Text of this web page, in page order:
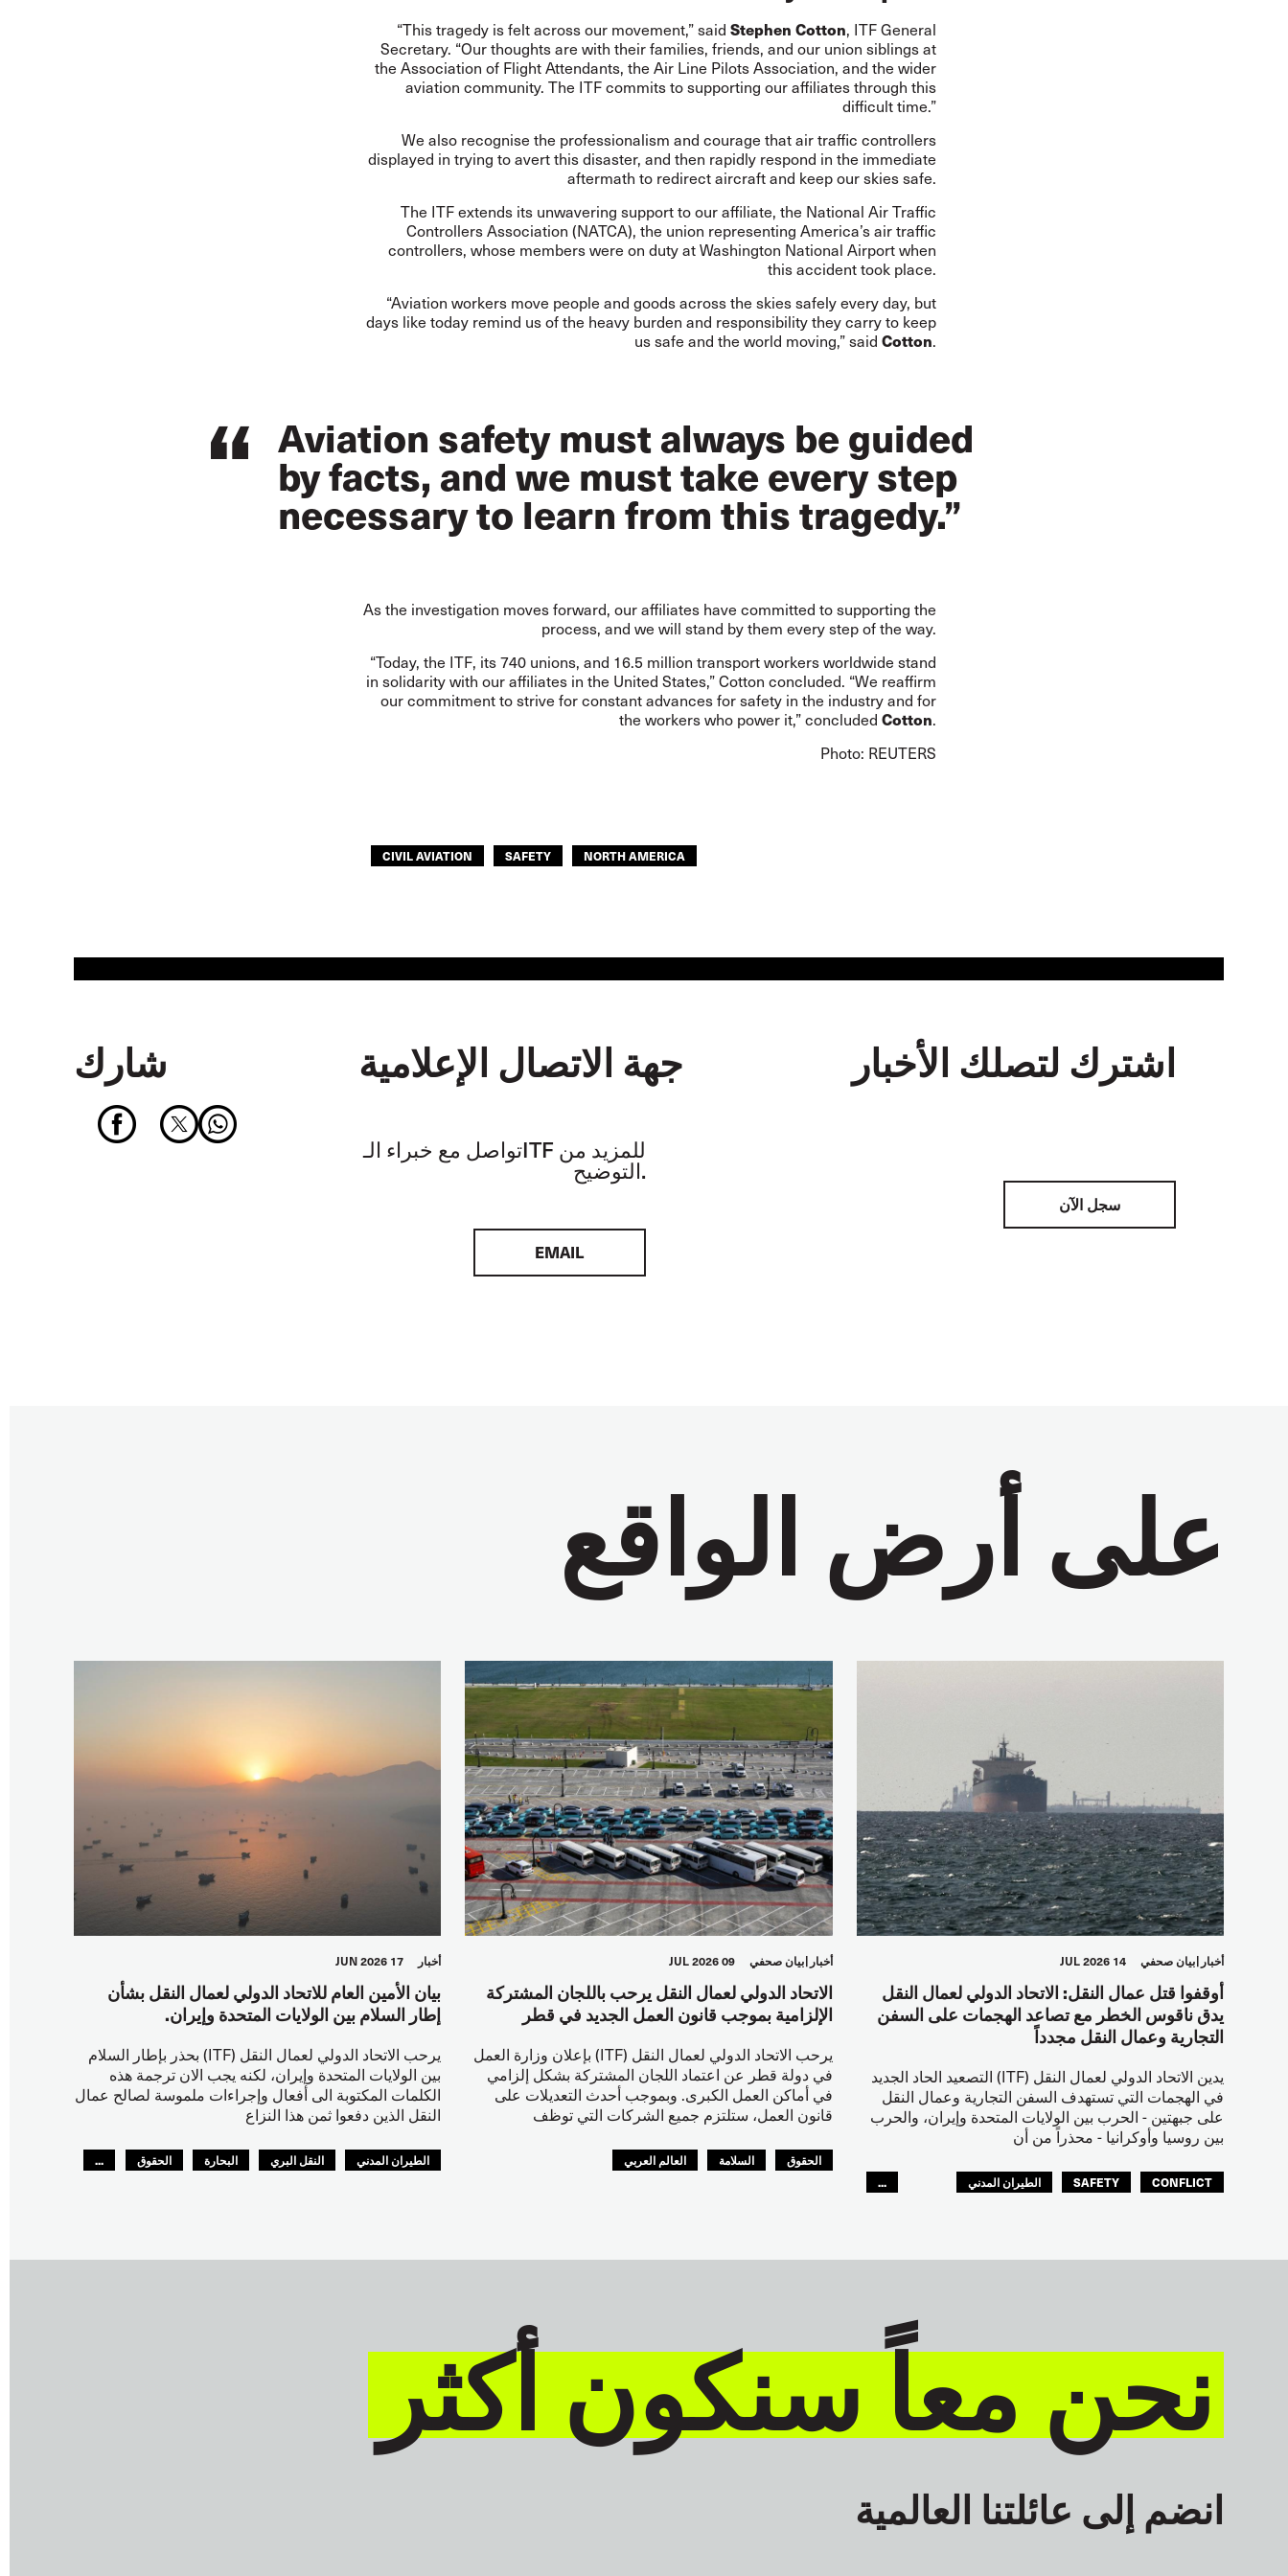
“This tragedy is felt across our movement,” said Stephen Cotton, ITF General
Secretary. “Our thoughts are with their families, friends, and our union siblings at
the Association of Flight Attendants, the Air Line Pilots Association, and the wider
aviation community. The ITF commits to supporting our affiliates through this
difficult time.”
We also recognise the professionalism and courage that air traffic controllers
displayed in trying to avert this disaster, and then rapidly respond in the immediate
aftermath to redirect aircraft and keep our skies safe.
The ITF extends its unwavering support to our affiliate, the National Air Traffic
Controllers Association (NATCA), the union representing America’s air traffic
controllers, whose members were on duty at Washington National Airport when
this accident took place.
“Aviation workers move people and goods across the skies safely every day, but
days like today remind us of the heavy burden and responsibility they carry to keep
us safe and the world moving,” said Cotton.
Aviation safety must always be guided
by facts, and we must take every step
necessary to learn from this tragedy.”
As the investigation moves forward, our affiliates have committed to supporting the
process, and we will stand by them every step of the way.
“Today, the ITF, its 740 unions, and 16.5 million transport workers worldwide stand
in solidarity with our affiliates in the United States,” Cotton concluded. “We reaffirm
our commitment to strive for constant advances for safety in the industry and for
the workers who power it,” concluded Cotton.
Photo: REUTERS
CIVIL AVIATION SAFETY NORTH AMERICA
شارك جهة الاتصال الإعلامية
تواصل مع خبراء الـITF للمزيد من
التوضيح.
EMAIL
اشترك لتصلك الأخبار
سجل الآن
على أرض الواقع
أخبار بيان صحفي 14 JUL 2026
أوقفوا قتل عمال النقل: الاتحاد الدولي لعمال النقل
يدق ناقوس الخطر مع تصاعد الهجمات على السفن
التجارية وعمال النقل مجدداً
يدين الاتحاد الدولي لعمال النقل (ITF) التصعيد الحاد الجديد
في الهجمات التي تستهدف السفن التجارية وعمال النقل
على جبهتين - الحرب بين الولايات المتحدة وإيران، والحرب
بين روسيا وأوكرانيا - محذراً من أن
CONFLICT
SAFETY
الطيران المدني
...
أخبار بيان صحفي 09 JUL 2026
الاتحاد الدولي لعمال النقل يرحب باللجان المشتركة
الإلزامية بموجب قانون العمل الجديد في قطر
يرحب الاتحاد الدولي لعمال النقل (ITF) بإعلان وزارة العمل
في دولة قطر عن اعتماد اللجان المشتركة بشكل إلزامي
في أماكن العمل الكبرى. وبموجب أحدث التعديلات على
قانون العمل، ستلتزم جميع الشركات التي توظف
الحقوق السلامة العالم العربي
أخبار 17 JUN 2026
بيان الأمين العام للاتحاد الدولي لعمال النقل بشأن
إطار السلام بين الولايات المتحدة وإيران.
يرحب الاتحاد الدولي لعمال النقل (ITF) بحذر بإطار السلام
بين الولايات المتحدة وإيران، لكنه يجب الان ترجمة هذه
الكلمات المكتوبة الى أفعال وإجراءات ملموسة لصالح عمال
النقل الذين دفعوا ثمن هذا النزاع
الطيران المدني النقل البري البحارة
الحقوق
...
نحن معاً سنكون أكثر
انضم إلى عائلتنا العالمية